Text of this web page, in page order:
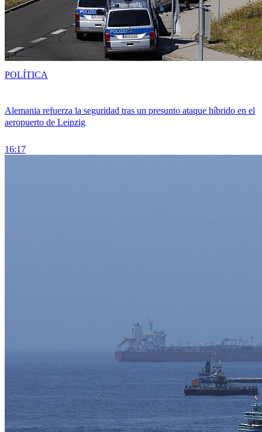
Alemania refuerza la seguridad tras un presunto ataque híbrido en el
aeropuerto de Leipzig
16:17
POLÍTICA